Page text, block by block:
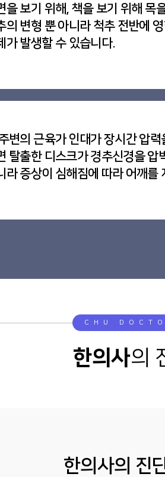
을 보기 위해, 책을 보기 위해 목
의 변형 뿐 아니라 척추 전반에
가 발생할 수 있습니다.
변의 근육가 인대가 장시간 압
탈출한 디스크가 경추신경을 압
라 증상이 심해짐에 따라 어깨를
CHU
한의사의
한의사의 진